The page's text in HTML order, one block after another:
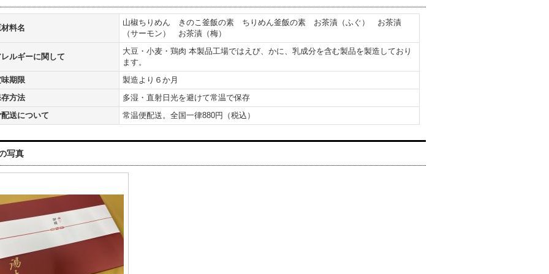
料名
山椒ちりめん きのこ釜飯の素 ちりめん釜飯の素 お茶漬（ふぐ） お茶漬
（サーモン） お茶漬（梅）
ルギーに関して
大豆・小麦・鶏肉 本製品工場ではえび、かに、乳成分を含む製品を製造しており
ます。
期限
製造より６か月
方法
多湿・直射日光を避けて常温で保存
送について
常温便配送。全国一律880円（税込）
写真